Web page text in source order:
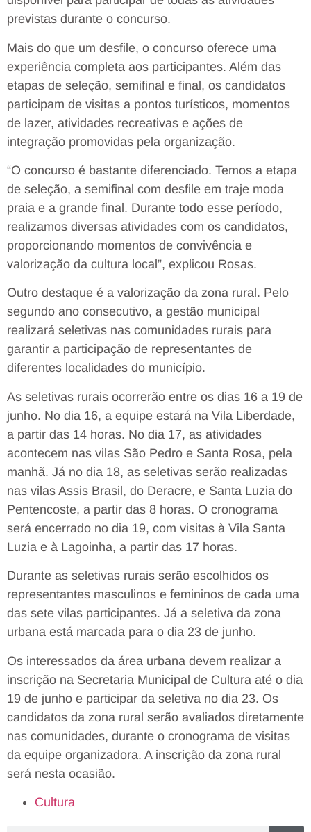
previstas durante o concurso.
Mais do que um desfile, o concurso oferece uma
experiência completa aos participantes. Além das
etapas de seleção, semifinal e final, os candidatos
participam de visitas a pontos turísticos, momentos
de lazer, atividades recreativas e ações de
integração promovidas pela organização.
“O concurso é bastante diferenciado. Temos a etapa
de seleção, a semifinal com desfile em traje moda
praia e a grande final. Durante todo esse período,
realizamos diversas atividades com os candidatos,
proporcionando momentos de convivência e
valorização da cultura local”, explicou Rosas.
Outro destaque é a valorização da zona rural. Pelo
segundo ano consecutivo, a gestão municipal
realizará seletivas nas comunidades rurais para
garantir a participação de representantes de
diferentes localidades do município.
As seletivas rurais ocorrerão entre os dias 16 a 19 de
junho. No dia 16, a equipe estará na Vila Liberdade,
a partir das 14 horas. No dia 17, as atividades
acontecem nas vilas São Pedro e Santa Rosa, pela
manhã. Já no dia 18, as seletivas serão realizadas
nas vilas Assis Brasil, do Deracre, e Santa Luzia do
Pentencoste, a partir das 8 horas. O cronograma
será encerrado no dia 19, com visitas à Vila Santa
Luzia e à Lagoinha, a partir das 17 horas.
Durante as seletivas rurais serão escolhidos os
representantes masculinos e femininos de cada uma
das sete vilas participantes. Já a seletiva da zona
urbana está marcada para o dia 23 de junho.
Os interessados da área urbana devem realizar a
inscrição na Secretaria Municipal de Cultura até o dia
19 de junho e participar da seletiva no dia 23. Os
candidatos da zona rural serão avaliados diretamente
nas comunidades, durante o cronograma de visitas
da equipe organizadora. A inscrição da zona rural
será nesta ocasião.
Cultura